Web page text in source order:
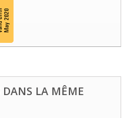
DANS LA MÊME